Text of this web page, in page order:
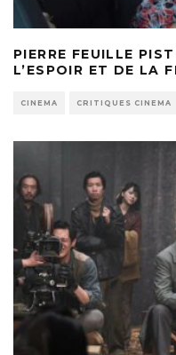
PIERRE FEUILLE
L’ESPOIR ET DE LA
CINEMA CRITIQUES CINEMA